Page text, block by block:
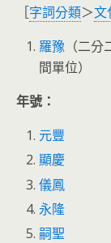
［字詞分類＞文
羅豫 （二
間單位）
年號：
元豐
顯慶
儀鳳
永隆
嗣聖